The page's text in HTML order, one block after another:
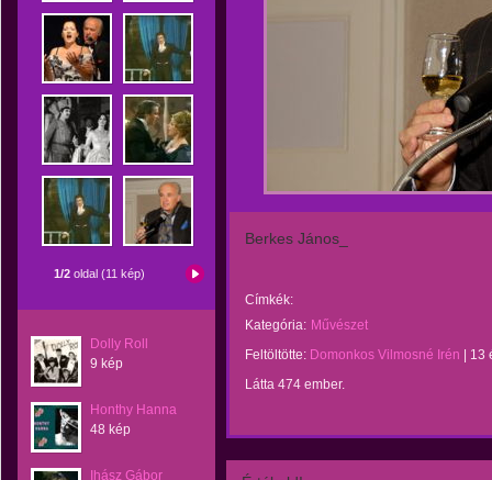
1/2oldal (11 kép)
Dolly Roll
9 kép
Honthy Hanna
48 kép
Ihász Gábor
Berkes János_
Címkék:
Kategória: Művészet
Feltöltötte: Domonkos Vilmosné Irén
13
Látta 474 ember.